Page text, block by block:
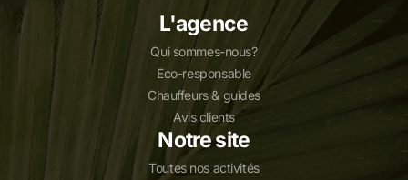
L'agence
Qui sommes-nous?
Eco-responsable
Chauffeurs & guides
Avis clients
Notre site
Toutes nos activités